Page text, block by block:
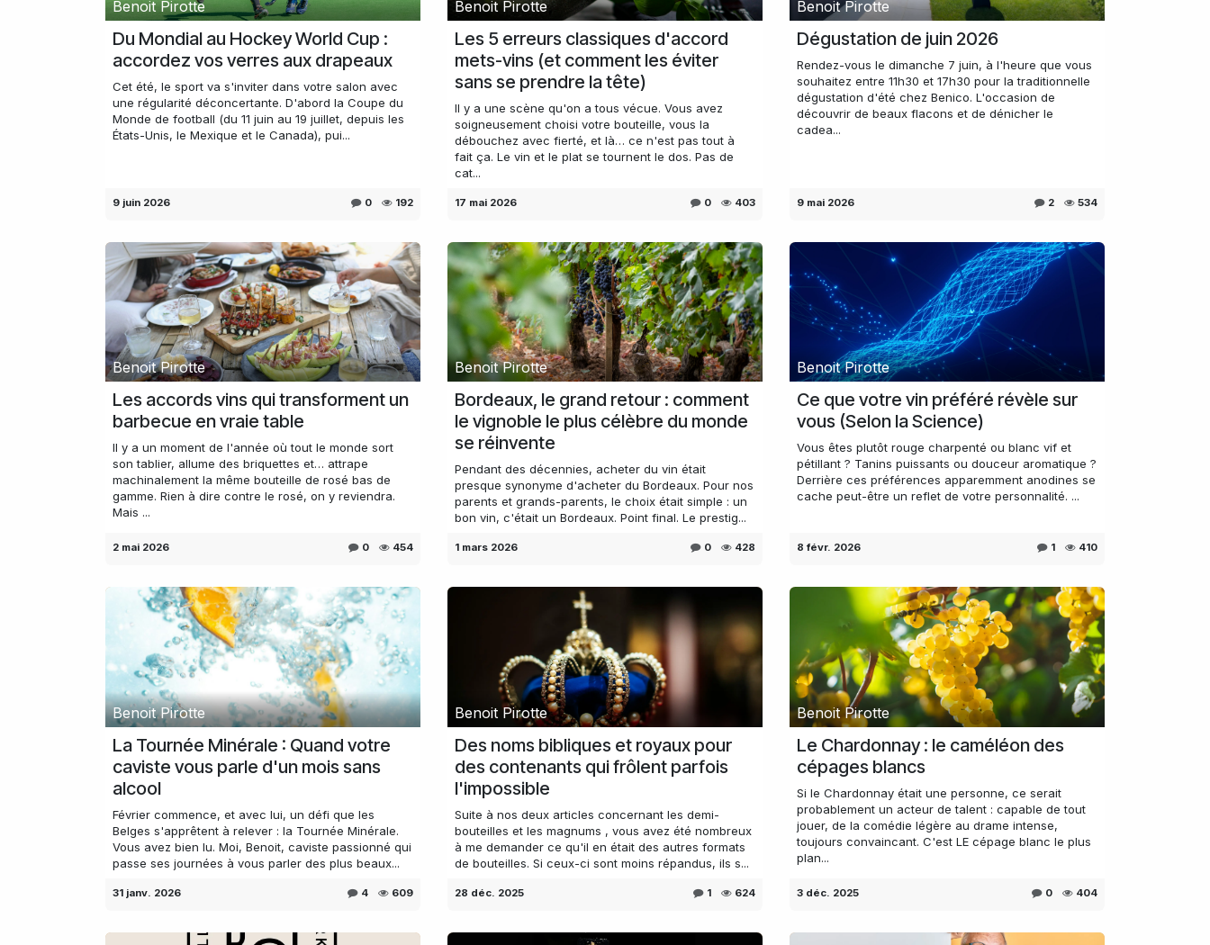
Benoit Pirotte
Du Mondial au Hockey World Cup :
accordez vos verres aux drapeaux
Cet été, le sport va s'inviter dans votre salon avec
une régularité déconcertante. D'abord la Coupe du
Monde de football (du 11 juin au 19 juillet, depuis les
États-Unis, le Mexique et le Canada), pui...
9 juin 2026 0 192
Benoit Pirotte
Les 5 erreurs classiques d'accord
mets-vins (et comment les éviter
sans se prendre la tête)
Il y a une scène qu'on a tous vécue. Vous avez
soigneusement choisi votre bouteille, vous la
débouchez avec fierté, et là… ce n'est pas tout à
fait ça. Le vin et le plat se tournent le dos. Pas de
cat...
17 mai 2026 0 403
Benoit Pirotte
Dégustation de juin 2026
Rendez-vous le dimanche 7 juin, à l'heure que vous
souhaitez entre 11h30 et 17h30 pour la traditionnelle
dégustation d'été chez Benico. L'occasion de
découvrir de beaux flacons et de dénicher le
cadea...
9 mai 2026 2 534
Benoit Pirotte
Les accords vins qui transforment un
barbecue en vraie table
Il y a un moment de l'année où tout le monde sort
son tablier, allume des briquettes et… attrape
machinalement la même bouteille de rosé bas de
gamme. Rien à dire contre le rosé, on y reviendra.
Mais ...
2 mai 2026 0 454
Benoit Pirotte
Bordeaux, le grand retour : comment
le vignoble le plus célèbre du monde
se réinvente
Pendant des décennies, acheter du vin était
presque synonyme d'acheter du Bordeaux. Pour nos
parents et grands-parents, le choix était simple : un
bon vin, c'était un Bordeaux. Point final. Le prestig...
1 mars 2026 0 428
Benoit Pirotte
Ce que votre vin préféré révèle sur
vous (Selon la Science)
Vous êtes plutôt rouge charpenté ou blanc vif et
pétillant ? Tanins puissants ou douceur aromatique ?
Derrière ces préférences apparemment anodines se
cache peut-être un reflet de votre personnalité. ...
8 févr. 2026 1 410
Benoit Pirotte
La Tournée Minérale : Quand votre
caviste vous parle d'un mois sans
alcool
Février commence, et avec lui, un défi que les
Belges s'apprêtent à relever : la Tournée Minérale.
Vous avez bien lu. Moi, Benoit, caviste passionné qui
passe ses journées à vous parler des plus beaux...
31 janv. 2026 4 609
Benoit Pirotte
Des noms bibliques et royaux pour
des contenants qui frôlent parfois
l'impossible
Suite à nos deux articles concernant les demi-
bouteilles et les magnums , vous avez été nombreux
à me demander ce qu'il en était des autres formats
de bouteilles. Si ceux-ci sont moins répandus, ils s...
28 déc. 2025 1 624
Benoit Pirotte
Le Chardonnay : le caméléon des
cépages blancs
Si le Chardonnay était une personne, ce serait
probablement un acteur de talent : capable de tout
jouer, de la comédie légère au drame intense,
toujours convaincant. C'est LE cépage blanc le plus
plan...
3 déc. 2025 0 404